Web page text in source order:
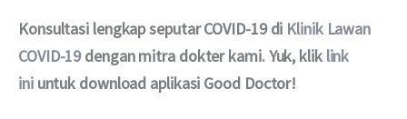
Konsultasi lengkap seputar COVID-19 di Klinik Lawan
COVID-19 dengan mitra dokter kami. Yuk, klik link
ini untuk download aplikasi Good Doctor!